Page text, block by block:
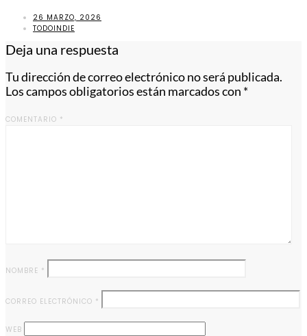
26 MARZO, 2026
TODOINDIE
Deja una respuesta
Tu dirección de correo electrónico no será publicada.
Los campos obligatorios están marcados con *
COMENTARIO *
NOMBRE *
CORREO ELECTRÓNICO *
WEB